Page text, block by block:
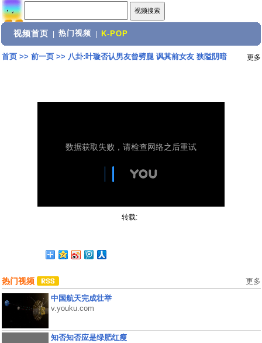
视频首页 热门视频 K-POP
首页>> 前一页>> 八卦:叶璇否认男友曾劈腿 讽其前女友 狭隘阴暗 更多
转载:
热门视频 更多
中国航天完成壮举
v.youku.com
知否知否应是绿肥红瘦